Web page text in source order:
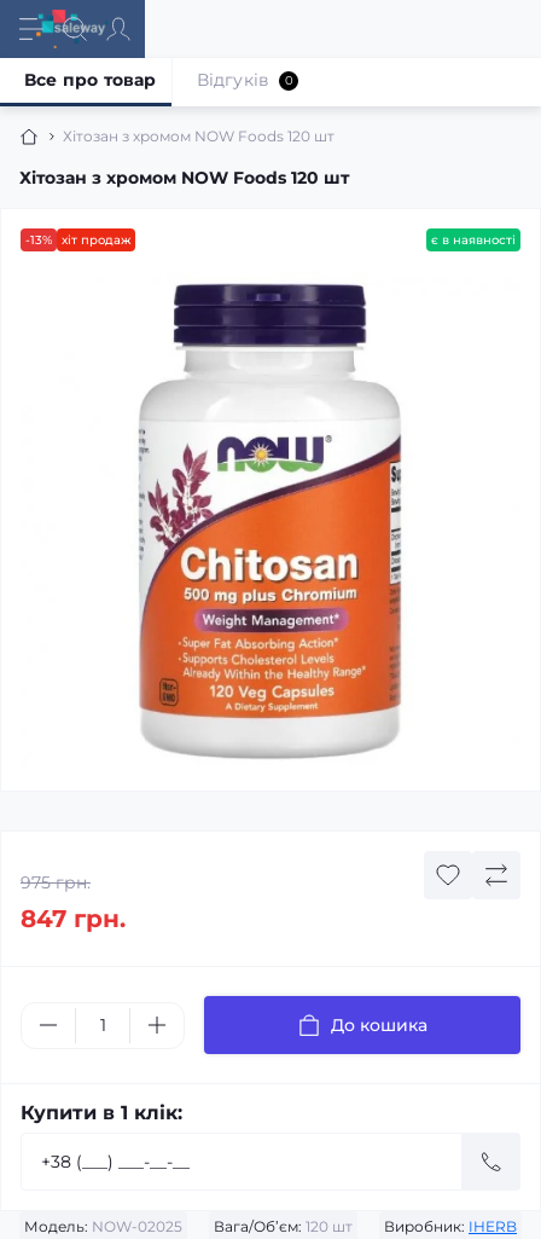
Хітозан з хромом NOW Foods 120 шт
Хітозан з хромом NOW Foods 120 шт
Все про товар Відгуків 0
-13% хіт продаж є в наявності
Модель: NOW-02025 Вага/Об’єм: 120 шт Виробник: IHERB
975 грн.
847 грн.
До кошика
Купити в 1 клік: